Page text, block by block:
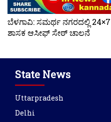
ಬೆಳಗಾವಿ: ಸಮರ್ಥ ನಗರದಲ್ಲಿ
ಶಾಸಕ ಆಸೀಫ್ ಸೇಠ್ ಚಾಲನೆ
State News
Uttarpradesh
Delhi